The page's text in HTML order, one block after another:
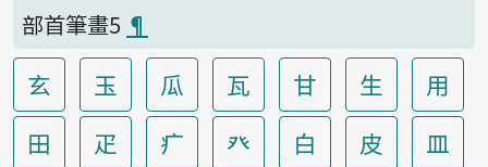
部首筆畫5 ¶
玄 玉 瓜 瓦 甘 生
用
田
疋 疒 癶 白 皮
皿